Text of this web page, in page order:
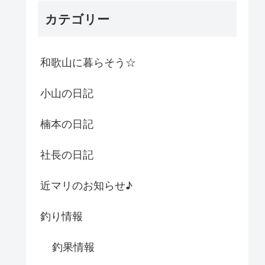
カテゴリー
和歌山に暮らそう☆
小山の日記
楠本の日記
社長の日記
近マリのお知らせ♪
釣り情報
釣果情報